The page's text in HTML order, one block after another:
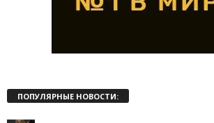
ПОПУЛЯРНЫЕ НОВОСТИ: